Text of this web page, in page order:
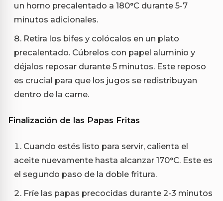
un horno precalentado a 180°C durante 5-7
minutos adicionales.
Retira los bifes y colócalos en un plato
precalentado. Cúbrelos con papel aluminio y
déjalos reposar durante 5 minutos. Este reposo
es crucial para que los jugos se redistribuyan
dentro de la carne.
Finalización de las Papas Fritas
Cuando estés listo para servir, calienta el
aceite nuevamente hasta alcanzar 170°C. Este es
el segundo paso de la doble fritura.
Fríe las papas precocidas durante 2-3 minutos